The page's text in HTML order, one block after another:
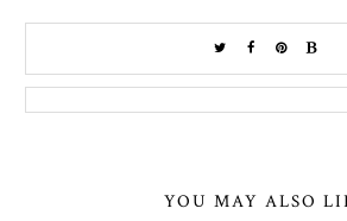
YOU MAY ALSO